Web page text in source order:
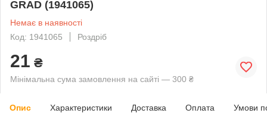
GRAD (1941065)
Немає в наявності
Код: 1941065
Роздріб
21 ₴
Мінімальна сума замовлення на сайті — 300 ₴
Опис Характеристики Доставка Оплата Умови